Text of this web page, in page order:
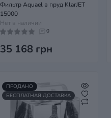
Фильтр Aquael в пруд KlarJET
15000
Нет в наличии
0
35 168 грн
ПРОДАНО
БЕСПЛАТНАЯ ДОСТАВКА